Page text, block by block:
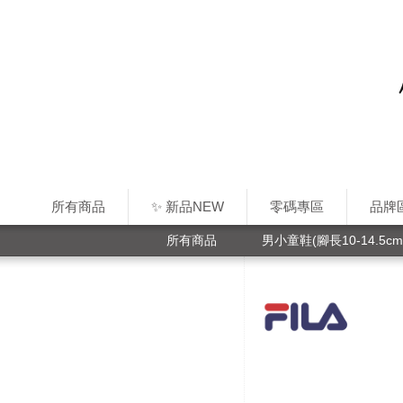
所有商品 ✨ 新品NEW 零碼專區 品牌
所有商品 男小童鞋(腳長10-